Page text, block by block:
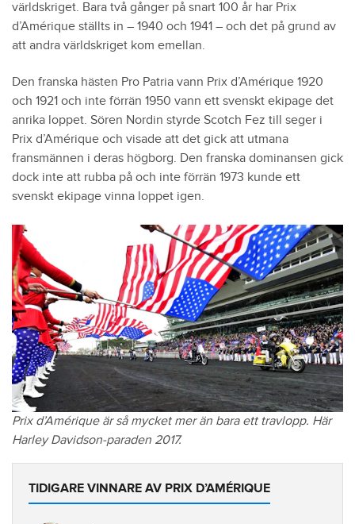
världskriget. Bara två gånger på snart 100 år har Prix
d’Amérique ställts in – 1940 och 1941 – och det på grund av
att andra världskriget kom emellan.
Den franska hästen Pro Patria vann Prix d’Amérique 1920
och 1921 och inte förrän 1950 vann ett svenskt ekipage det
anrika loppet. Sören Nordin styrde Scotch Fez till seger i
Prix d’Amérique och visade att det gick att utmana
fransmännen i deras högborg. Den franska dominansen gick
dock inte att rubba på och inte förrän 1973 kunde ett
svenskt ekipage vinna loppet igen.
Prix d’Amérique är så mycket mer än bara ett travlopp. Här
Harley Davidson-paraden 2017.
TIDIGARE VINNARE AV PRIX D’AMÉRIQUE